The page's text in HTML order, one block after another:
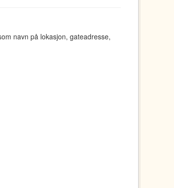
navn på lokasjon, gateadresse,